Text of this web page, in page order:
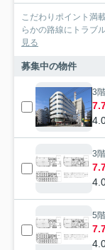
こだわりポイント満
らかの路線にトラブ
見る
募集中の物件
3階
3階
5階